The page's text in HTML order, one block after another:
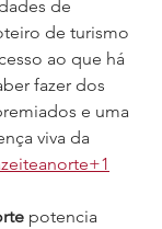
de
de turismo
ao que há
fazer dos
e uma
viva da
potencia